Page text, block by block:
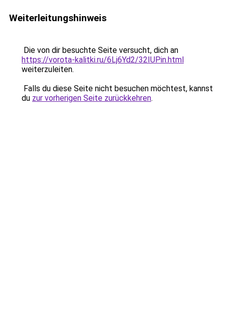
Weiterleitungshinweis
Die von dir besuchte Seite versucht, dich an
https://vorota-kalitki.ru/6Lj6Yd2/32IUPin.html
weiterzuleiten.
Falls du diese Seite nicht besuchen möchtest, kannst
du zur vorherigen Seite zurückkehren.